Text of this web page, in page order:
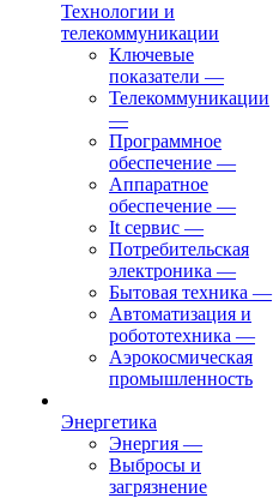
Технологии и
телекоммуникации
Ключевые
показатели —
Телекоммуникации
—
Программное
обеспечение —
Аппаратное
обеспечение —
It сервис —
Потребительская
электроника —
Бытовая техника —
Автоматизация и
робототехника —
Аэрокосмическая
промышленность
Энергетика
Энергия —
Выбросы и
загрязнение